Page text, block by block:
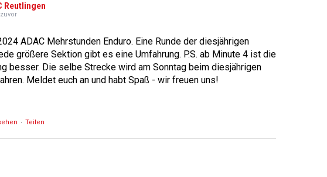
Reutlingen
ADAC Mehrstunden Enduro. Eine Runde der diesjährigen
größere Sektion gibt es eine Umfahrung. P.S. ab Minute 4 ist die
besser. Die selbe Strecke wird am Sonntag beim diesjährigen
Meldet euch an und habt Spaß - wir freuen uns!
· Teilen